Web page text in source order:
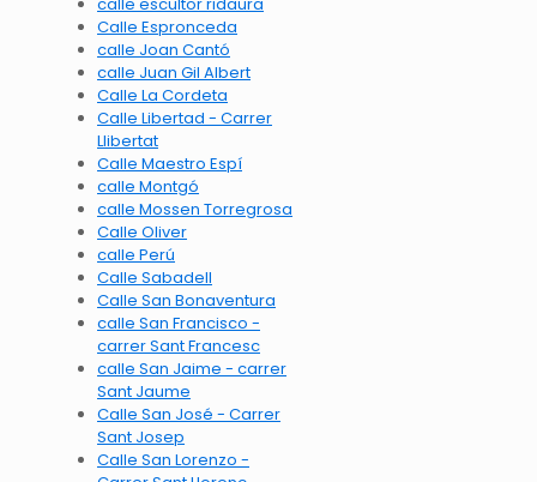
Calle Espronceda
calle Joan Cantó
calle Juan Gil Albert
Calle La Cordeta
Calle Libertad - Carrer
Llibertat
Calle Maestro Espí
calle Montgó
calle Mossen Torregrosa
Calle Oliver
calle Perú
Calle Sabadell
Calle San Bonaventura
calle San Francisco -
carrer Sant Francesc
calle San Jaime - carrer
Sant Jaume
Calle San José - Carrer
Sant Josep
Calle San Lorenzo -